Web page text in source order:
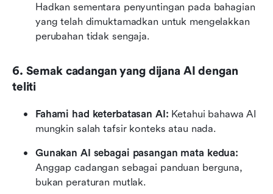
Hadkan sementara penyuntingan pada bahagian
yang telah dimuktamadkan untuk mengelakkan
perubahan tidak sengaja.
6. Semak cadangan yang dijana AI dengan
teliti
Fahami had keterbatasan AI: Ketahui bahawa AI
mungkin salah tafsir konteks atau nada.
Gunakan AI sebagai pasangan mata kedua:
Anggap cadangan sebagai panduan berguna,
bukan peraturan mutlak.